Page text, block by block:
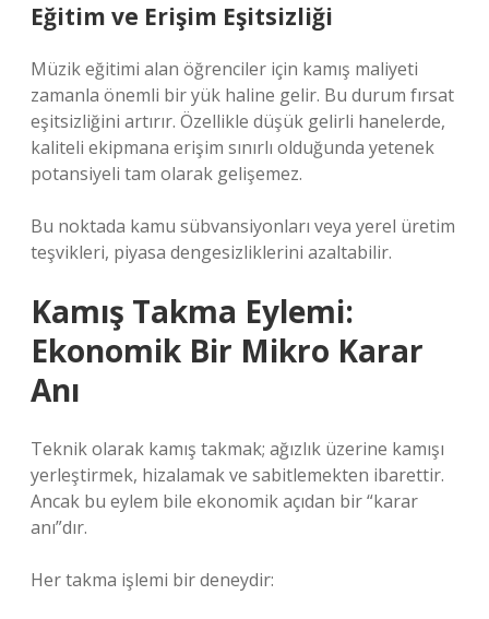
Eğitim ve Erişim Eşitsizliği
Müzik eğitimi alan öğrenciler için kamış maliyeti
zamanla önemli bir yük haline gelir. Bu durum fırsat
eşitsizliğini artırır. Özellikle düşük gelirli hanelerde,
kaliteli ekipmana erişim sınırlı olduğunda yetenek
potansiyeli tam olarak gelişemez.
Bu noktada kamu sübvansiyonları veya yerel üretim
teşvikleri, piyasa dengesizliklerini azaltabilir.
Kamış Takma Eylemi:
Ekonomik Bir Mikro Karar
Anı
Teknik olarak kamış takmak; ağızlık üzerine kamışı
yerleştirmek, hizalamak ve sabitlemekten ibarettir.
Ancak bu eylem bile ekonomik açıdan bir “karar
anı”dır.
Her takma işlemi bir deneydir: